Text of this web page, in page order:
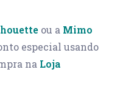
ou a Mimo
especial usando
na Loja